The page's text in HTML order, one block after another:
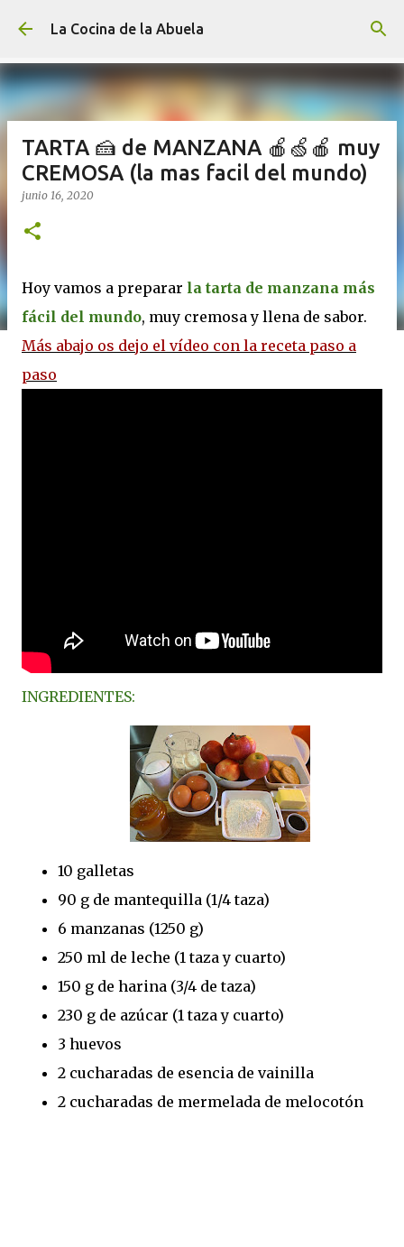
Ir al contenido principal
La Cocina de la Abuela
TARTA 🍰 de MANZANA 🍎🍏🍎 muy
CREMOSA (la mas facil del mundo)
junio 16, 2020
Hoy vamos a preparar la tarta de manzana más
fácil del mundo, muy cremosa y llena de sabor.
Más abajo os dejo el vídeo con la receta paso a
paso
INGREDIENTES:
10 galletas
90 g de mantequilla (1/4 taza)
6 manzanas (1250 g)
250 ml de leche (1 taza y cuarto)
150 g de harina (3/4 de taza)
230 g de azúcar (1 taza y cuarto)
3 huevos
2 cucharadas de esencia de vainilla
2 cucharadas de mermelada de melocotón